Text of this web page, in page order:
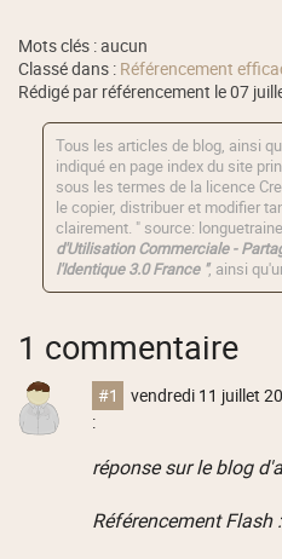
Mots clés : aucun
Classé dans : Référencement
Rédigé par référencement le 07
Tous les articles de blog, ainsi
indiqué en page index du site
sous les termes de la licence
le copier, distribuer et modifier
clairement. " source:
d'Utilisation Commerciale -
l'Identique 3.0 France ", ainsi
1 commentaire
#1 vendredi 11 juillet
:
réponse sur le blog
Référencement Flash